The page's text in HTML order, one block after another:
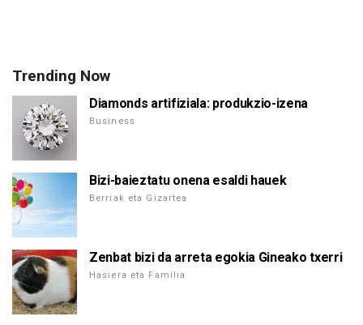
Trending Now
Diamonds artifiziala: produkzio-izena
Business
Bizi-baieztatu onena esaldi hauek
Berriak eta Gizartea
Zenbat bizi da arreta egokia Gineako txerri
Hasiera eta Familia